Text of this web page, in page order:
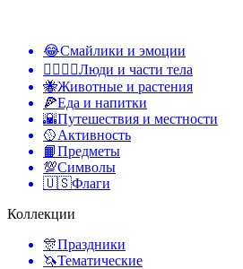
😂Смайлики и эмоции
👩‍❤️‍💋‍👨Люди и части тела
🐝Животные и растения
🍕Еда и напитки
🌇Путешествия и местности
🥎Активность
📙Предметы
💯Символы
🇺🇸Флаги
Коллекции
🎊Праздники
🦄Тематические